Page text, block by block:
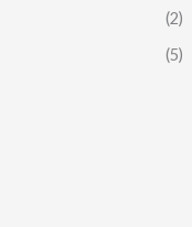
(2)
(5)